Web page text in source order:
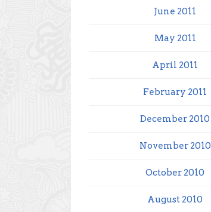
June 2011
May 2011
April 2011
February 2011
December 2010
November 2010
October 2010
August 2010